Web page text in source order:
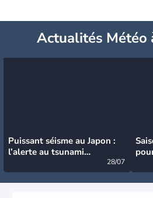
Actualités Météo
Puissant séisme au Japon :
l’alerte au tsunami
28/07